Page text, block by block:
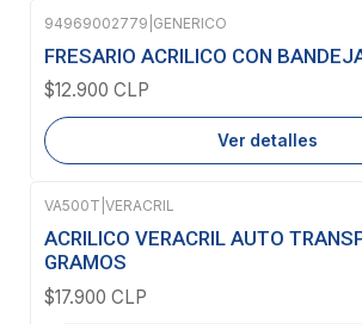
Agotado
94969002779 GENERICO
FRESARIO ACRILICO CON
$12.900 CLP
Ver detalles
Agotado
VA500T VERACRIL
ACRILICO VERACRIL AUTO
GRAMOS
$17.900 CLP